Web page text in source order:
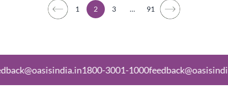
1 2 3 … 91
1800-3001-1000feedback@oasisindia.in